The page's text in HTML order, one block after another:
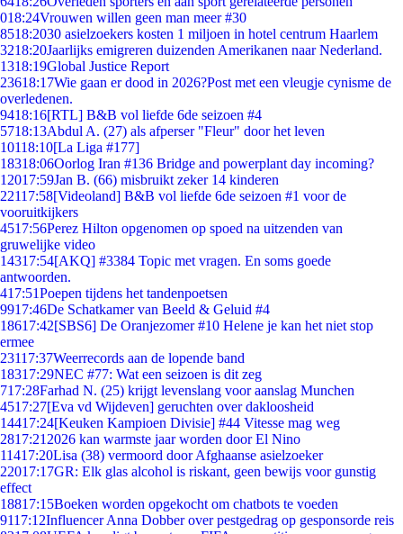
018:24Vrouwen willen geen man meer #30
8518:2030 asielzoekers kosten 1 miljoen in hotel centrum Haarlem
3218:20Jaarlijks emigreren duizenden Amerikanen naar Nederland.
1318:19Global Justice Report
23618:17Wie gaan er dood in 2026?Post met een vleugje cynisme de
overledenen.
9418:16[RTL] B&B vol liefde 6de seizoen #4
5718:13Abdul A. (27) als afperser "Fleur" door het leven
10118:10[La Liga #177]
18318:06Oorlog Iran #136 Bridge and powerplant day incoming?
12017:59Jan B. (66) misbruikt zeker 14 kinderen
22117:58[Videoland] B&B vol liefde 6de seizoen #1 voor de
vooruitkijkers
4517:56Perez Hilton opgenomen op spoed na uitzenden van
gruwelijke video
14317:54[AKQ] #3384 Topic met vragen. En soms goede
antwoorden.
417:51Poepen tijdens het tandenpoetsen
9917:46De Schatkamer van Beeld & Geluid #4
18617:42[SBS6] De Oranjezomer #10 Helene je kan het niet stop
ermee
23117:37Weerrecords aan de lopende band
18317:29NEC #77: Wat een seizoen is dit zeg
717:28Farhad N. (25) krijgt levenslang voor aanslag Munchen
4517:27[Eva vd Wijdeven] geruchten over dakloosheid
14417:24[Keuken Kampioen Divisie] #44 Vitesse mag weg
2817:21 2026 kan warmste jaar worden door El Nino
11417:20Lisa (38) vermoord door Afghaanse asielzoeker
22017:17GR: Elk glas alcohol is riskant, geen bewijs voor gunstig
effect
18817:15Boeken worden opgekocht om chatbots te voeden
9117:12Influencer Anna Dobber over pestgedrag op gesponsorde reis